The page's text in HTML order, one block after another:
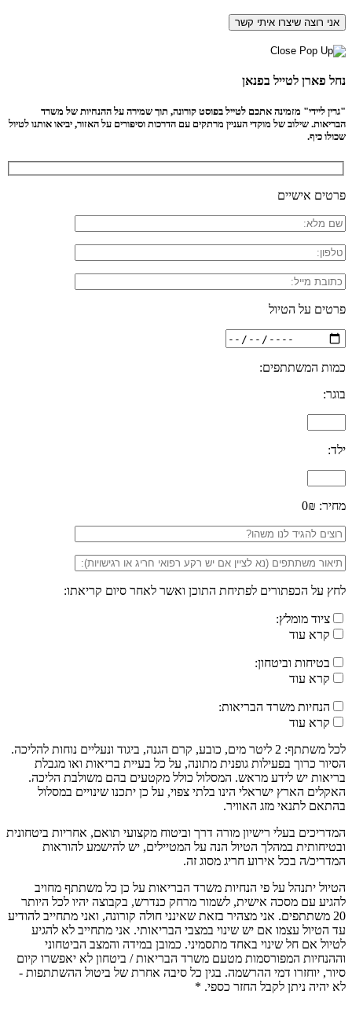
נחל פארן לטייל בפנאן
"גרין ליידי" מזמינה אתכם לטייל בפוסט קורונה, תוך שמירה על ההנחיות של משרד
הבריאות. שילוב של מוקדי העניין מרתקים עם הדרכות וסיפורים על האזור, יביאו אותנו לטיול
שכולו כיף.
פרטים אישיים
פרטים על הטיול
כמות המשתתפים:
בוגר:
ילד:
מחיר: 0₪
לחץ על הכפתורים לפתיחת התוכן ואשר לאחר סיום קריאתו:
ציוד מומלץ:
קרא עוד
בטיחות וביטחון:
קרא עוד
הנחיות משרד הבריאות:
קרא עוד
לכל משתתף: 2 ליטר מים, כובע, קרם הגנה, ביגוד ונעליים נוחות להליכה.
הסיור כרוך בפעילות גופנית מתונה, על כל בעיית בריאות ואו מגבלת
בריאות יש לידע מראש. המסלול כולל מקטעים בהם משולבת הליכה.
האקלים הארץ ישראלי הינו בלתי צפוי, על כן יתכנו שינויים במסלול
בהתאם לתנאי מזג האוויר.
המדריכים בעלי רישיון מורה דרך וביטוח מקצועי תואם, אחריות ביטחונית
ובטיחותית במהלך הטיול הנה על המטיילים, יש להישמע להוראות
המדריכ/ה בכל אירוע חריג מסוג זה.
הטיול יתנהל על פי הנחיות משרד הבריאות על כן כל משתתף מחויב
להגיע עם מסכה אישית, לשמור מרחק כנדרש, בקבוצה יהיו לכל היותר
20 משתתפים. אני מצהיר בזאת שאינני חולה קורונה, ואני מתחייב להודיע
עד הטיול עצמו אם יש שינוי במצבי הבריאותי. אני מתחייב לא להגיע
לטיול אם חל שינוי באחד מתסמיני. כמובן במידה והמצב הביטחוני
וההנחיות המפורסמות מטעם משרד הבריאות / ביטחון לא יאפשרו קיום
סיור, יוחזרו דמי ההרשמה. בגין כל סיבה אחרת של ביטול ההשתתפות -
לא יהיה ניתן לקבל החזר כספי. *